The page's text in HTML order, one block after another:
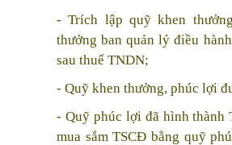
- Trích lập quỹ khen
thưởng ban quản lý điều
sau thuế TNDN;
- Quỹ khen thưởng, phúc lợi
- Quỹ phúc lợi đã hình thành
mua sắm TSCĐ bằng quỹ